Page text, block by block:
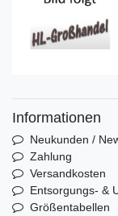
Informationen
Neukunden /
Zahlung
Versandkosten
Entsorgungs- &
Größentabellen